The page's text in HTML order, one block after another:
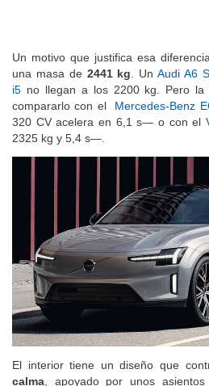
Un motivo que justifica esa
una masa de 2441 kg . UnAudi A6
i5 no llegan a los 2200 kg. Pero la
compararlo con el Mercedes-Benz
320 CV acelera en 6,1 s— o con el
2325 kg y 5,4 s—.
El interior tiene un diseño que
calma , apoyado por unos